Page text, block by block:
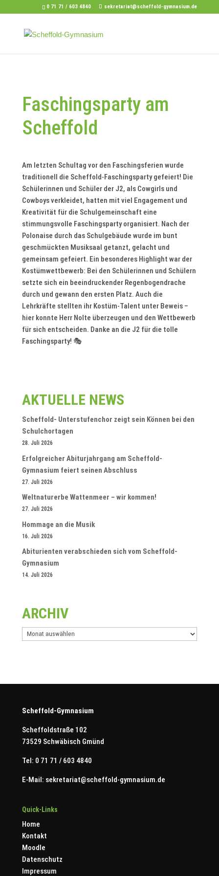
0 71 71 / 603 4840 sekretariat@scheffold-gymnasium.de
Faschingsparty am
Scheffold
Am letzten Schultag vor den Faschingsferien wurde
traditionell die Scheffold-Faschingsparty gefeiert! Die
Schülerinnen und Schüler der J2, als Cowgirls und
Cowboys verkleidet, hatten mit viel Engagement und
Kreativität für die Schulgemeinschaft eine
stimmungsvolle Faschingsparty organisiert. Nach der
Polonaise durch das Schulgebäude wurde im bunt
geschmückten Musiksaal getanzt, gelacht und
gemeinsam gefeiert. Ein besonderes Highlight war der
Kostümwettbewerb: Bei den Schülerinnen und Schülern
setzte sich ein beeindruckender Regenbogendrache
durch und gewann den ersten Platz. Auch die
Lehrkräfte stellten ihr Kostüm-Talent unter Beweis –
hier konnte Herr Nolte überzeugen und den Wettbewerb
für sich entscheiden. Danke an die J2 für die tolle
Faschingsparty! 🎭
AKTUELLE NEWS
Scheffold- Unterstufenchor zeigt sein Können bei den
Schulchortagen
28. Juli 2026
Erfolgreicher Abiturjahrgang am Scheffold-
Gymnasium feiert seinen Abschluss
27. Juli 2026
Weltnaturerbe Wattenmeer – wir kommen!
27. Juli 2026
Hommage an die Musik
16. Juli 2026
Abiturienten verabschieden sich vom Scheffold-
Gymnasium
14. Juli 2026
ARCHIV
Archiv
Scheffold-Gymnasium
Scheffoldstraße 102
73529 Schwäbisch Gmünd
Tel: 0 71 71 / 603 4840
E-Mail: sekretariat@scheffold-gymnasium.de
Quick-Links
Home
Kontakt
Moodle
Datenschutz
Impressum